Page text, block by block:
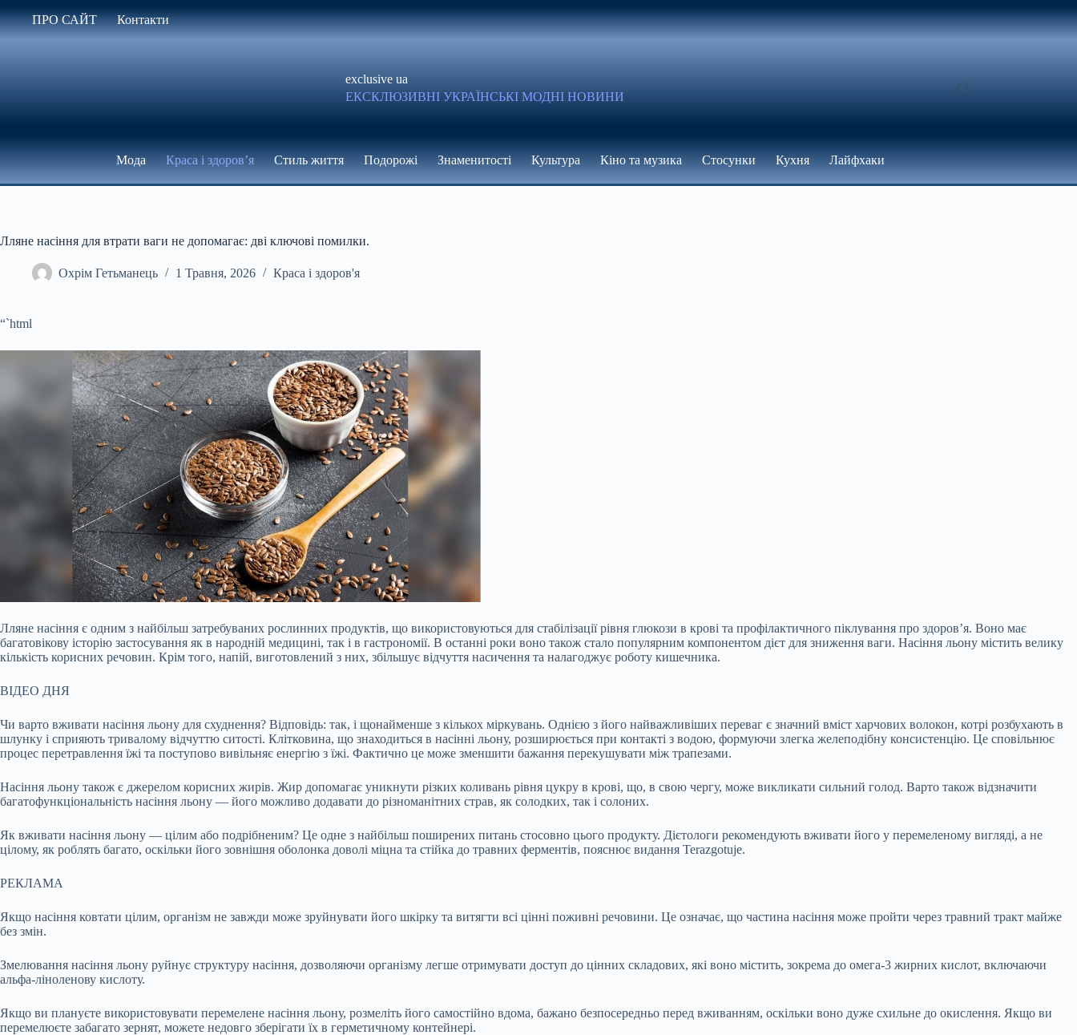
до
вмісту
ПРО САЙТ Контакти
exclusive ua
ЕКСКЛЮЗИВНІ УКРАЇНСЬКІ МОДНІ НОВИНИ
Мода Краса і здоров’я Стиль життя Подорожі Знаменитості Культура Кіно та музика Стосунки Кухня Лайфхаки
Лляне насіння для втрати ваги не допомагає: дві ключові помилки.
Охрім Гетьманець 1 Травня, 2026 Краса і здоров'я
“`html
Лляне насіння є одним з найбільш затребуваних рослинних продуктів, що використовуються для стабілізації рівня глюкози в крові та профілактичного піклування про здоров’я. Воно має
багатовікову історію застосування як в народній медицині, так і в гастрономії. В останні роки воно також стало популярним компонентом дієт для зниження ваги. Насіння льону містить велику
кількість корисних речовин. Крім того, напій, виготовлений з них, збільшує відчуття насичення та налагоджує роботу кишечника.
ВІДЕО ДНЯ
Чи варто вживати насіння льону для схуднення? Відповідь: так, і щонайменше з кількох міркувань. Однією з його найважливіших переваг є значний вміст харчових волокон, котрі розбухають в
шлунку і сприяють тривалому відчуттю ситості. Клітковина, що знаходиться в насінні льону, розширюється при контакті з водою, формуючи злегка желеподібну консистенцію. Це сповільнює
процес перетравлення їжі та поступово вивільняє енергію з їжі. Фактично це може зменшити бажання перекушувати між трапезами.
Насіння льону також є джерелом корисних жирів. Жир допомагає уникнути різких коливань рівня цукру в крові, що, в свою чергу, може викликати сильний голод. Варто також відзначити
багатофункціональність насіння льону — його можливо додавати до різноманітних страв, як солодких, так і солоних.
Як вживати насіння льону — цілим або подрібненим? Це одне з найбільш поширених питань стосовно цього продукту. Дієтологи рекомендують вживати його у перемеленому вигляді, а не
цілому, як роблять багато, оскільки його зовнішня оболонка доволі міцна та стійка до травних ферментів, пояснює видання Terazgotuje.
РЕКЛАМА
Якщо насіння ковтати цілим, організм не завжди може зруйнувати його шкірку та витягти всі цінні поживні речовини. Це означає, що частина насіння може пройти через травний тракт майже
без змін.
Змелювання насіння льону руйнує структуру насіння, дозволяючи організму легше отримувати доступ до цінних складових, які воно містить, зокрема до омега-3 жирних кислот, включаючи
альфа-ліноленову кислоту.
Якщо ви плануєте використовувати перемелене насіння льону, розмеліть його самостійно вдома, бажано безпосередньо перед вживанням, оскільки воно дуже схильне до окислення. Якщо ви
перемелюєте забагато зернят, можете недовго зберігати їх в герметичному контейнері.